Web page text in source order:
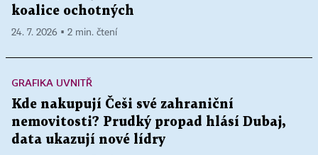
koalice ochotných
24. 7. 2026 ▪ 2 min. čtení
GRAFIKA UVNITŘ
Kde nakupují Češi své zahraniční
nemovitosti? Prudký propad hlásí Dubaj,
data ukazují nové lídry